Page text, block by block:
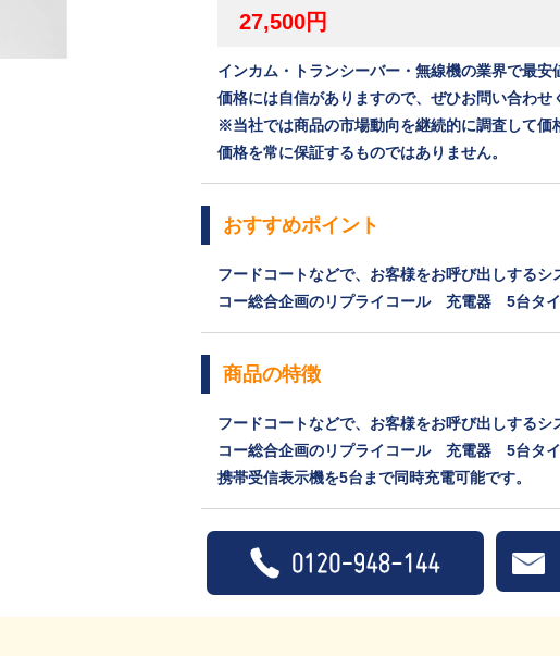
27,500円
インカム・トランシーバー・無線機の業界で最安
価格には自信がありますので、ぜひお問い合わせ
※当社では商品の市場動向を継続的に調査して価
価格を常に保証するものではありません。
おすすめポイント
フードコートなどで、お客様をお呼び出しする
コー総合企画のリプライコール 充電器 5台タイ
商品の特徴
フードコートなどで、お客様をお呼び出しする
コー総合企画のリプライコール 充電器 5台タイ
携帯受信表示機を5台まで同時充電可能です。